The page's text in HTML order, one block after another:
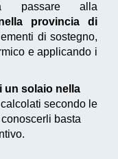
alla
provincia di
di sostegno,
e applicando i
un solaio nella
secondo le
basta